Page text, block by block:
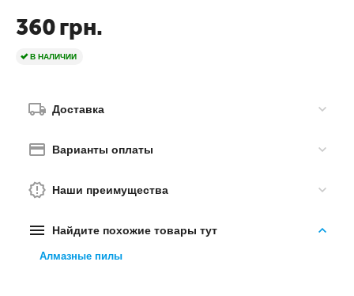
360грн.
В НАЛИЧИИ
Доставка
Варианты оплаты
Наши преимущества
Найдите похожие товары тут
Алмазные пилы